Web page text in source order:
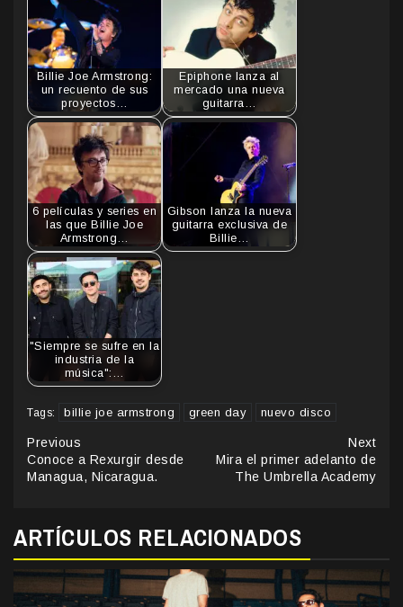
Billie Joe Armstrong:
un recuento de sus
proyectos…
Epiphone lanza al
mercado una nueva
guitarra…
6 películas y series en
las que Billie Joe
Armstrong…
Gibson lanza la nueva
guitarra exclusiva de
Billie…
"Siempre se sufre en la
industria de la
música":…
Tags: billie joe armstrong green day nuevo disco
Continue
Reading
Previous
Conoce a Rexurgir desde
Managua, Nicaragua.
Next
Mira el primer adelanto de
The Umbrella Academy
ARTÍCULOS RELACIONADOS